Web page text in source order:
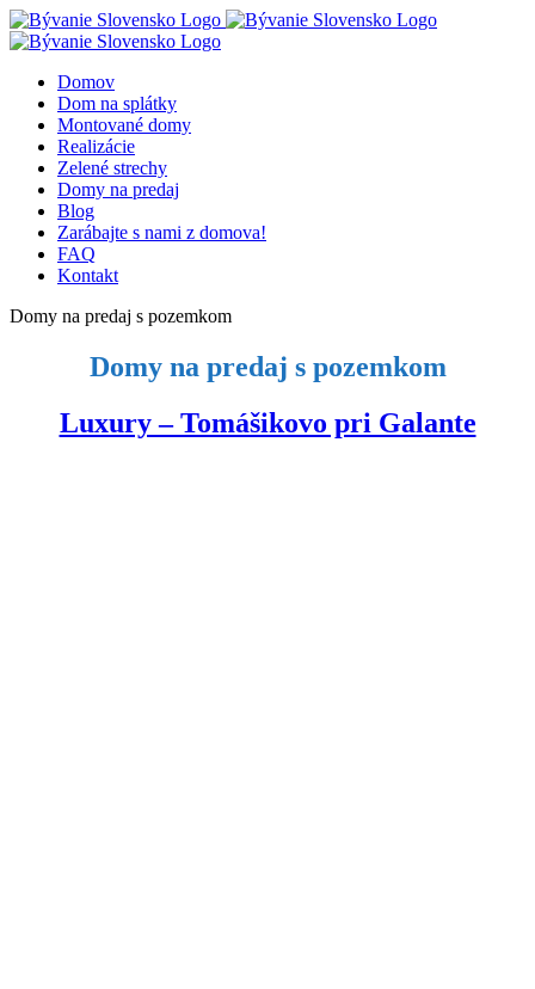
Skip
to
Domov
Dom na splátky
Montované domy
Realizácie
Zelené strechy
Domy na predaj
Blog
Zarábajte s nami z domova!
FAQ
Kontakt
Domy na predaj s pozemkom
Domy na predaj s pozemkom
Luxury – Tomášikovo pri Galante